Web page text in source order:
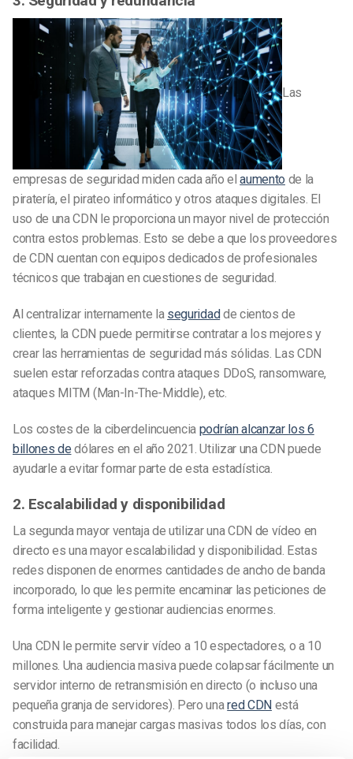
Las
empresas de seguridad miden cada año elaumento de la
piratería, el pirateo informático y otros ataques digitales. El
uso de una CDN le proporciona un mayor nivel de protección
contra estos problemas. Esto se debe a que los proveedores
de CDN cuentan con equipos dedicados de profesionales
técnicos que trabajan en cuestiones de seguridad.
Al centralizar internamente la seguridadde cientos de
clientes, la CDN puede permitirse contratar a los mejores y
crear las herramientas de seguridad más sólidas. Las CDN
suelen estar reforzadas contra ataques DDoS, ransomware,
ataques MITM (Man-In-The-Middle), etc.
Los costes de la ciberdelincuencia podrían alcanzar los 6
billones de dólares en el año 2021. Utilizar una CDN puede
ayudarle a evitar formar parte de esta estadística.
2. Escalabilidad y disponibilidad
La segunda mayor ventaja de utilizar una CDN de vídeo en
directo es una mayor escalabilidad y disponibilidad. Estas
redes disponen de enormes cantidades de ancho de banda
incorporado, lo que les permite encaminar las peticiones de
forma inteligente y gestionar audiencias enormes.
Una CDN le permite servir vídeo a 10 espectadores, o a 10
millones. Una audiencia masiva puede colapsar fácilmente un
servidor interno de retransmisión en directo (o incluso una
pequeña granja de servidores). Pero unared CDNestá
construida para manejar cargas masivas todos los días, con
facilidad.